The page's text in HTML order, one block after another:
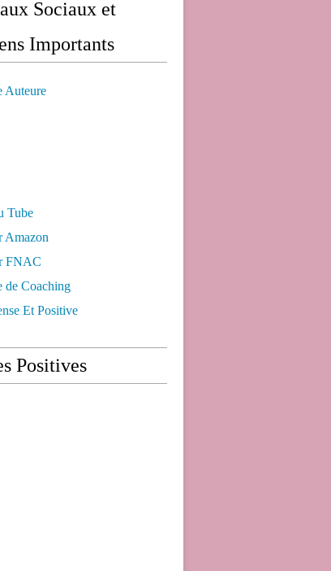
Sociaux et
Importants
Auteure
Tube
Amazon
FNAC
de Coaching
Et Positive
Positives